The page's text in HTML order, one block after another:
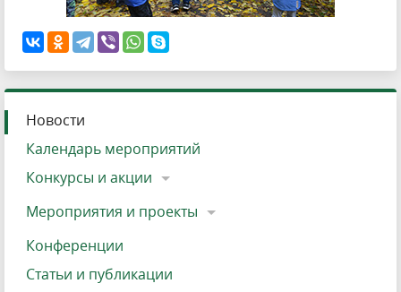
Новости
Календарь мероприятий
Конкурсы и акции
Мероприятия и проекты
Конференции
Статьи и публикации